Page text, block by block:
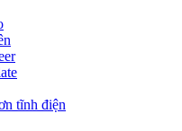
tĩnh điện